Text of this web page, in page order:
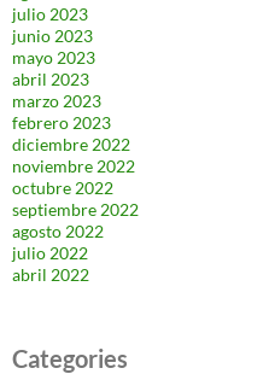
julio 2023
junio 2023
mayo 2023
abril 2023
marzo 2023
febrero 2023
diciembre 2022
noviembre 2022
octubre 2022
septiembre 2022
agosto 2022
julio 2022
abril 2022
Categories